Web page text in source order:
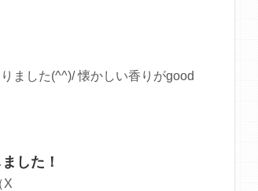
ました(^^)/ 懐かしい香りがgood
した！
X